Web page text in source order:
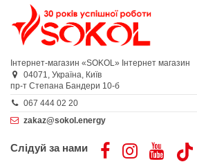
Інтернет-магазин «SOKOL» Інтернет магазин
04071, Україна, Київ
пр-т Степана Бандери 10-б
067 444 02 20
zakaz@sokol.energy
Слідуй за нами